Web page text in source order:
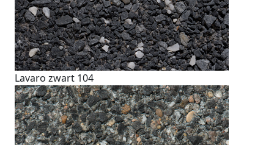
Lavaro zwart 104